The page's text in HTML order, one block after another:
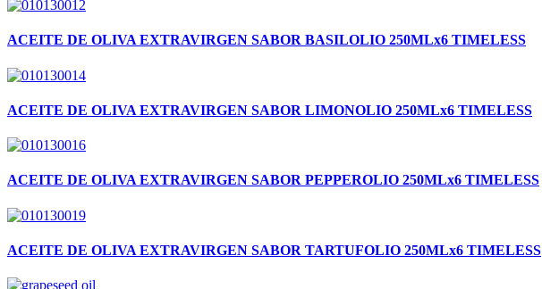
ACEITE DE OLIVA EXTRAVIRGEN SABOR BASILOLIO 250MLx6 TIMELESS
ACEITE DE OLIVA EXTRAVIRGEN SABOR LIMONOLIO 250MLx6 TIMELESS
ACEITE DE OLIVA EXTRAVIRGEN SABOR PEPPEROLIO 250MLx6 TIMELESS
ACEITE DE OLIVA EXTRAVIRGEN SABOR TARTUFOLIO 250MLx6 TIMELESS